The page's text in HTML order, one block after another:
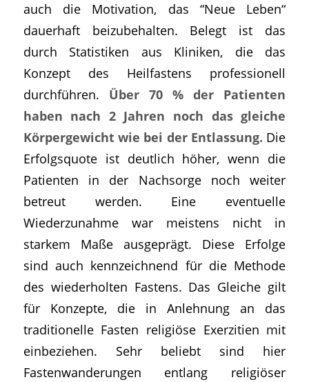
auch die Motivation, das “Neue Leben“
dauerhaft beizubehalten. Belegt ist das
durch Statistiken aus Kliniken, die das
Konzept des Heilfastens professionell
durchführen. Über 70 % der Patienten
haben nach 2 Jahren noch das gleiche
Körpergewicht wie bei der Entlassung. Die
Erfolgsquote ist deutlich höher, wenn die
Patienten in der Nachsorge noch weiter
betreut werden. Eine eventuelle
Wiederzunahme war meistens nicht in
starkem Maße ausgeprägt. Diese Erfolge
sind auch kennzeichnend für die Methode
des wiederholten Fastens. Das Gleiche gilt
für Konzepte, die in Anlehnung an das
traditionelle Fasten religiöse Exerzitien mit
einbeziehen. Sehr beliebt sind hier
Fastenwanderungen entlang religiöser